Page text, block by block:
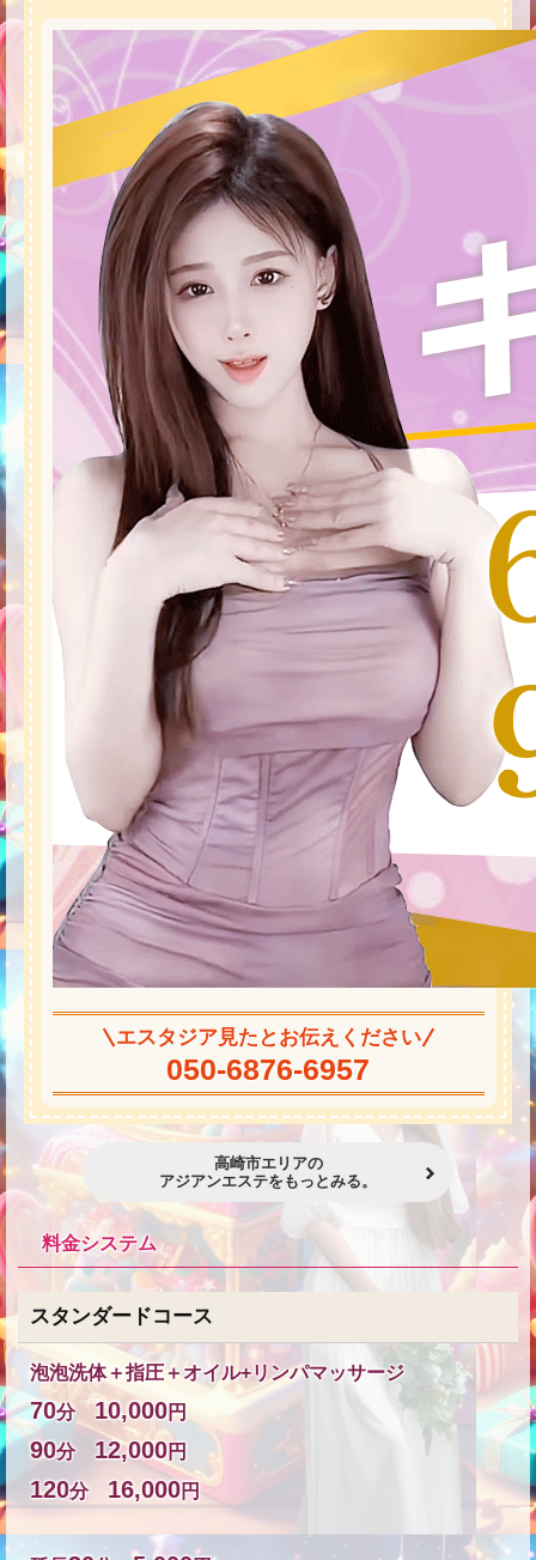
★
★
★
★
エスタジア見たとお伝えください
050-6876-6957
高崎市エリアの
アジアンエステをもっとみる。
料金システム
スタンダードコース
泡泡洗体＋指圧＋オイル+リンパマッサージ
70分 10,000円
90分 12,000円
120分 16,000円